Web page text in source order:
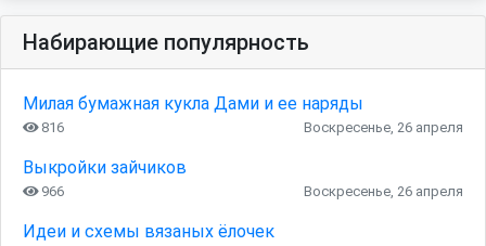
Набирающие популярность
Милая бумажная кукла Дами и ее наряды
816 Воскресенье, 26 апреля
Выкройки зайчиков
966 Воскресенье, 26 апреля
Идеи и схемы вязаных ёлочек